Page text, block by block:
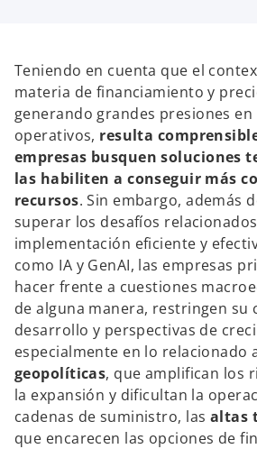
Teniendo en cuenta que el
materia de financiamiento y
generando grandes presiones en
operativos, resulta
empresas busquen soluciones
las habiliten a conseguir más
recursos. Sin embargo, además
superar los desafíos
implementación eficiente y
como IA y GenAI, las empresas
hacer frente a cuestiones
de alguna manera, restringen su
desarrollo y perspectivas de
especialmente en lo relacionado
geopolíticas, que amplifican los
la expansión y dificultan la
cadenas de suministro, las altas
que encarecen las opciones de